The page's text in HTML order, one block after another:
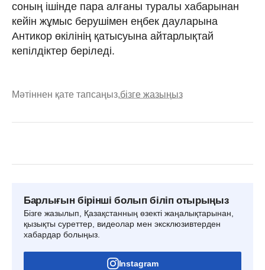
соның ішінде пара алғаны туралы хабарынан
кейін жұмыс берушімен еңбек дауларына
Антикор өкілінің қатысуына айтарлықтай
кепілдіктер беріледі.
Мәтіннен қате тапсаңыз,бізге жазыңыз
Барлығын бірінші болып біліп отырыңыз
Бізге жазылып, Қазақстанның өзекті жаңалықтарынан,
қызықты суреттер, видеолар мен эксклюзивтерден
хабардар болыңыз.
Instagram